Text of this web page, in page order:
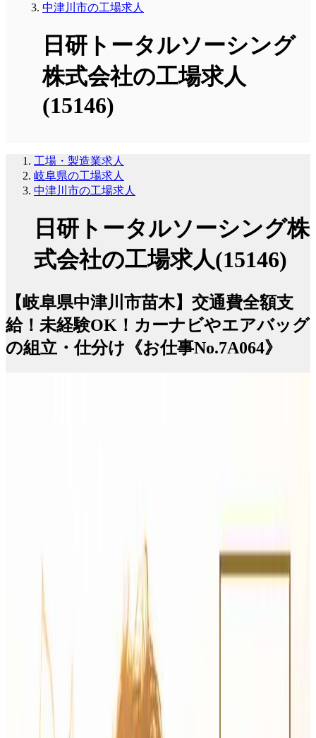
中津川市の工場求人
日研トータルソーシング
株式会社の工場求人
(15146)
工場・製造業求人
岐阜県の工場求人
中津川市の工場求人
日研トータルソーシング株
式会社の工場求人(15146)
【岐阜県中津川市苗木】交通費全額支
給！未経験OK！カーナビやエアバッグ
の組立・仕分け《お仕事No.7A064》